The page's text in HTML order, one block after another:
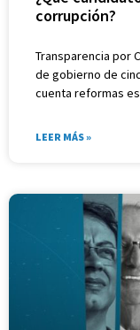
corrupción?
Transparencia por
de gobierno de
cuenta reformas
LEER MÁS »